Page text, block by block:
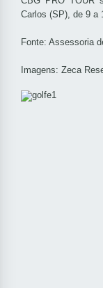
Carlos (SP), de 9 a
Fonte: Assessoria
Imagens: Zeca